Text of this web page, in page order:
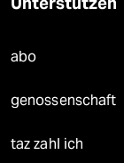
abo
genossenschaft
taz zahl ich